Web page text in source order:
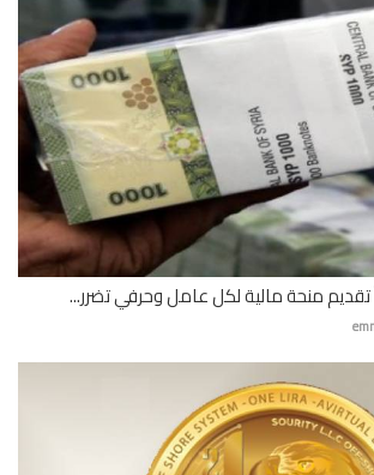
منحة مالية لكل عامل وحرفي تضرر...